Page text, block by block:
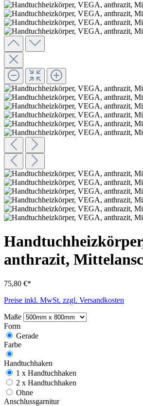
anthrazit,
75,80 €*
Preise inkl. MwSt. zzgl. Versandkosten
Maße
Form
Gerade
Farbe
Handtuchhaken
1 x Handtuchhaken
2 x Handtuchhaken
Ohne
Anschlussgarnitur